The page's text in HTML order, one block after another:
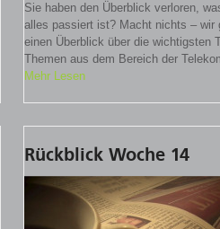
Sie haben den Überblick verloren,
alles passiert ist? Macht nichts – wir
einen Überblick über die wichtigsten
Themen aus dem Bereich der
Mehr Lesen
Rückblick Woche 14